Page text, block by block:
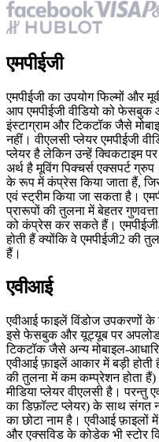
एमपीईजी
एमपीईजी का उपयोग फिल्मों और
आप एमपीईजी वीडियो को
इंस्टाग्राम और टिकटॉक जैसे
नहीं। वीएलसी प्लेयर एमपीईजी
प्लेयर है लेकिन उन्हें क्विकटाइम
अर्थ है मूविंग पिक्चर्स एक्सपर्ट
के रूप में कंप्रेस किया जाता हैं,
एवं स्ट्रीम किया जा सकता है।
प्रारूपों की तुलना में बेहतर
को कंप्रेस कर सकते हैं।
होती हैं क्योंकि वे एमपीईजी2 की
हैं।
एवीआई
एवीआई फाइलें विंडोज उपकरणों
इसे फेसबुक और यूट्यूब पर
टिकटॉक जैसे अन्य मोबाइल-
एवीआई फ़ाइलें आकार में बड़ी होती
की तुलना में कम कम्प्रेशन होता
मीडिया प्लेयर वीएलसी है। परन्तु
का डिफ़ॉल्ट प्लेयर) के साथ संगत
का छोटा नाम है। एवीआई फ़ाइलों
और एक्सविड के कोडेक भी स्टोर